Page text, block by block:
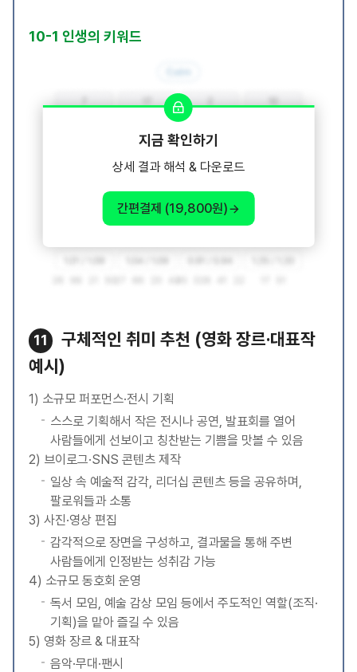
10-1 인생의 키워드
지금 확인하기
상세 결과 해석 & 다운로드
간편결제 (19,800원)
11
구체적인 취미 추천 (영화 장르·대표작
예시)
1) 소규모 퍼포먼스·전시 기획
스스로 기획해서 작은 전시나 공연, 발표회를 열어
사람들에게 선보이고 칭찬받는 기쁨을 맛볼 수 있음
2) 브이로그·SNS 콘텐츠 제작
일상 속 예술적 감각, 리더십 콘텐츠 등을 공유하며,
팔로워들과 소통
3) 사진·영상 편집
감각적으로 장면을 구성하고, 결과물을 통해 주변
사람들에게 인정받는 성취감 가능
4) 소규모 동호회 운영
독서 모임, 예술 감상 모임 등에서 주도적인 역할(조직·
기획)을 맡아 즐길 수 있음
5) 영화 장르 & 대표작
음악·무대·팬시